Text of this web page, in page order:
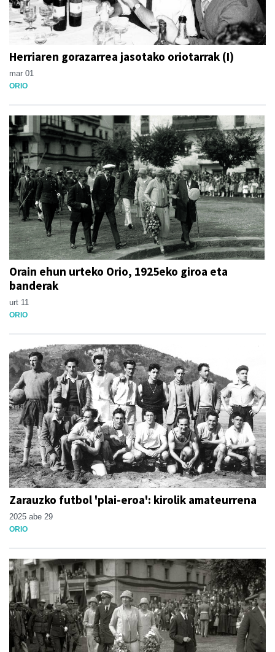
Herriaren gorazarrea jasotako oriotarrak (I)
mar 01
ORIO
Orain ehun urteko Orio, 1925eko giroa eta
banderak
urt 11
ORIO
Zarauzko futbol 'plai-eroa': kirolik amateurrena
2025 abe 29
ORIO